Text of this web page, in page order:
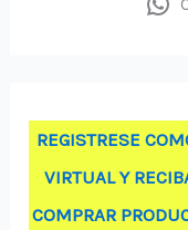
REGISTRESE
VIRTUAL Y
COMPRAR